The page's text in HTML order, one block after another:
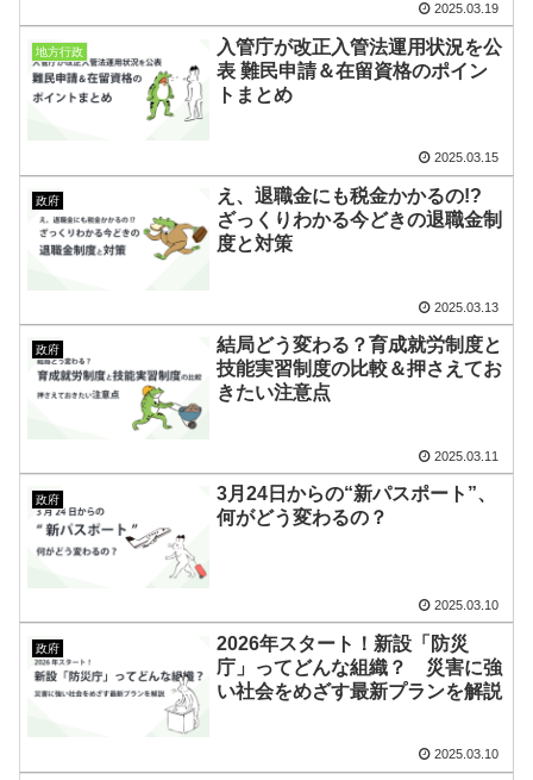
2025.03.19
地方行政
入管庁が改正入管法運用状況を公
表 難民申請＆在留資格のポイン
トまとめ
2025.03.15
政府
え、退職金にも税金かかるの!?
ざっくりわかる今どきの退職金制
度と対策
2025.03.13
政府
結局どう変わる？育成就労制度と
技能実習制度の比較＆押さえてお
きたい注意点
2025.03.11
政府
3月24日からの“新パスポート”、
何がどう変わるの？
2025.03.10
政府
2026年スタート！新設「防災
庁」ってどんな組織？ 災害に強
い社会をめざす最新プランを解説
2025.03.10